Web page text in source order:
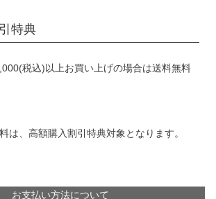
特典
(税込)以上お買い上げの場合は送料無料
は、高額購入割引特典対象となります。
お支払い方法について